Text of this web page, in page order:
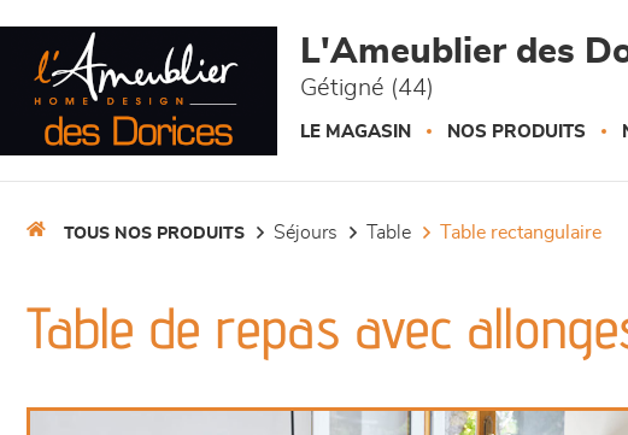
L'Ameublier des
Gétigné (44)
LE MAGASIN NOS PRODUITS
TOUS NOS PRODUITS séjours table table rectangulaire
Table de repas avec